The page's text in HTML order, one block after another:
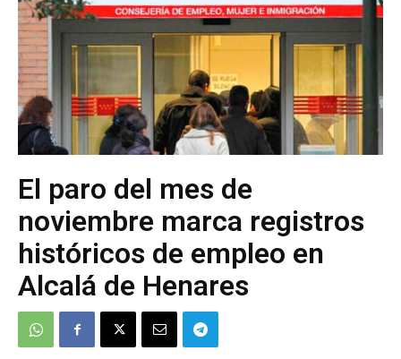
El paro del mes de
noviembre marca registros
históricos de empleo en
Alcalá de Henares